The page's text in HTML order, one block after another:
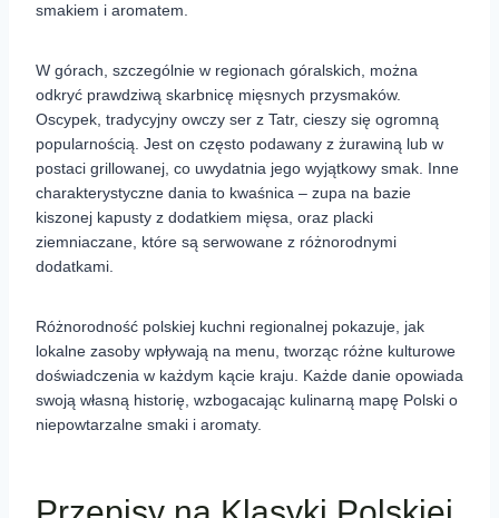
smakiem i aromatem.
W górach, szczególnie w regionach góralskich, można
odkryć prawdziwą skarbnicę mięsnych przysmaków.
Oscypek, tradycyjny owczy ser z Tatr, cieszy się ogromną
popularnością. Jest on często podawany z żurawiną lub w
postaci grillowanej, co uwydatnia jego wyjątkowy smak. Inne
charakterystyczne dania to kwaśnica – zupa na bazie
kiszonej kapusty z dodatkiem mięsa, oraz placki
ziemniaczane, które są serwowane z różnorodnymi
dodatkami.
Różnorodność polskiej kuchni regionalnej pokazuje, jak
lokalne zasoby wpływają na menu, tworząc różne kulturowe
doświadczenia w każdym kącie kraju. Każde danie opowiada
swoją własną historię, wzbogacając kulinarną mapę Polski o
niepowtarzalne smaki i aromaty.